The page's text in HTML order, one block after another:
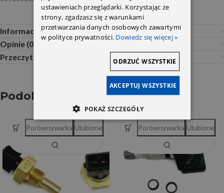
Informacje dodatkowe
Opinie (0)
Przeczytaj Przed Zakupem
Podobne produkty
Porównywarka Ulubione Porównywarka Ulubione
ustawieniach przeglądarki. Korzystając ze
strony, zgadzasz się z warunkami
przetwarzania danych osobowych zawartymi
w polityce prywatności. Dowiedz się więcej »
AKCEPTUJ WSZYSTKIE
ODRZUĆ WSZYSTKIE
POKAŻ SZCZEGÓŁY